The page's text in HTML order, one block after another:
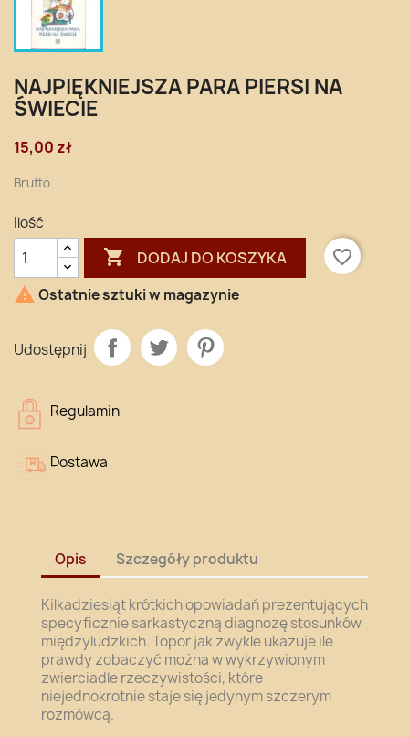
NAJPIĘKNIEJSZA PARA PIERSI NA
ŚWIECIE
15,00 zł
Brutto
Ilość
 DODAJ DO KOSZYKA
favorite_border
 Ostatnie sztuki w magazynie
Udostępnij
Regulamin
Dostawa
Opis Szczegóły produktu
Kilkadziesiąt krótkich opowiadań prezentujących
specyficznie sarkastyczną diagnozę stosunków
międzyludzkich. Topor jak zwykle ukazuje ile
prawdy zobaczyć można w wykrzywionym
zwierciadle rzeczywistości, które
niejednokrotnie staje się jedynym szczerym
rozmówcą.